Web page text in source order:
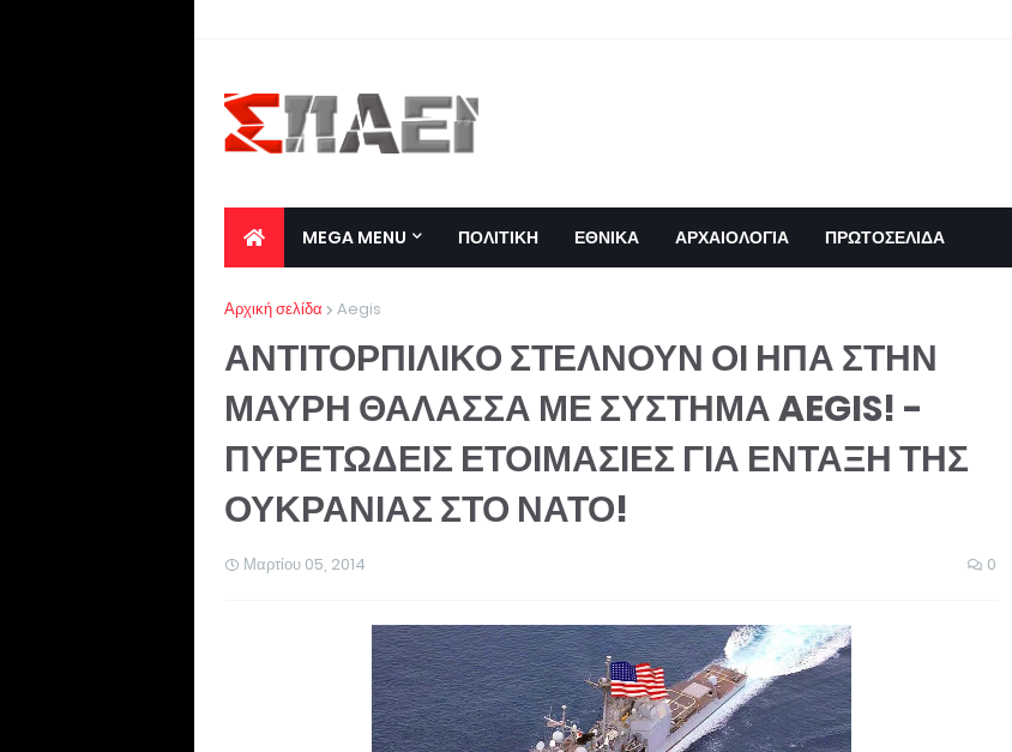
MEGA MENU ΠΟΛΙΤΙΚΗ ΕΘΝΙΚΑ ΑΡΧΑΙΟΛΟΓΙΑ ΠΡΩΤΟΣΕΛΙΔΑ
Αρχική σελίδα Aegis
ΑΝΤΙΤΟΡΠΙΛΙΚΟ ΣΤΕΛΝΟΥΝ ΟΙ ΗΠΑ ΣΤΗΝ
ΜΑΥΡΗ ΘΑΛΑΣΣΑ ΜΕ ΣΥΣΤΗΜΑ AEGIS! -
ΠΥΡΕΤΩΔΕΙΣ ΕΤΟΙΜΑΣΙΕΣ ΓΙΑ ΕΝΤΑΞΗ ΤΗΣ
ΟΥΚΡΑΝΙΑΣ ΣΤΟ ΝΑΤΟ!
Μαρτίου 05, 2014 0